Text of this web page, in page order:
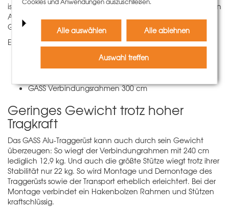
ist GASS überaus flexibel einsetzbar. Durch die verschiedenen
Achsenmaße kann das Traggerüst optimal an jeden
Grundriss angepasst werden.
Es stehen 4 Rahmengrößen zur Verfügung:
GASS Verbindungsrahmen 120 cm
GASS Verbindungsrahmen 180 cm
GASS Verbindungsrahmen 300 cm
Geringes Gewicht trotz hoher
Tragkraft
Das GASS Alu-Traggerüst kann auch durch sein Gewicht
überzeugen: So wiegt der Verbindungrahmen mit 240 cm
lediglich 12,9 kg. Und auch die größte Stütze wiegt trotz ihrer
Stabilität nur 22 kg. So wird Montage und Demontage des
Traggerüsts sowie der Transport erheblich erleichtert. Bei der
Montage verbindet ein Hakenbolzen Rahmen und Stützen
kraftschlüssig.
Alle auswählen Alle ablehnen
Auswahl treffen